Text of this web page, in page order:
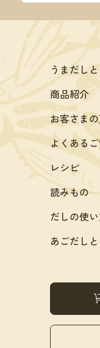
うまだし
商品紹介
お客さま
よくある
レシピ
読みもの
だしの使
あごだし